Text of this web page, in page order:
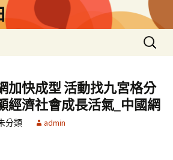
搜
尋
鍵
字:
加快成型 活動找九宮格分
經濟社會成長活氣_中國網
分類 admin